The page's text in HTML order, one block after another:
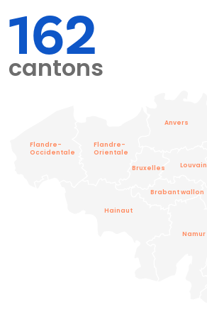
162
cantons
Flandre-
Occidentale
Flandre-
Orientale
Anvers
Hainaut
Brabant wallon
Bruxelles Louvain
Namur